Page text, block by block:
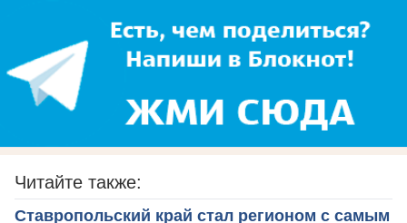
Читайте также:
Ставропольский край стал регионом с самым